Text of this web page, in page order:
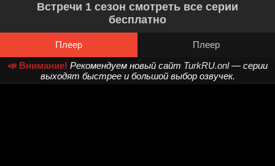
Встречи 1 сезон смотреть все серии
бесплатно
Плеер
Плеер
📣 Внимание! Рекомендуем новый сайт TurkRU.onl— серии
выходят быстрее и большой выбор озвучек.